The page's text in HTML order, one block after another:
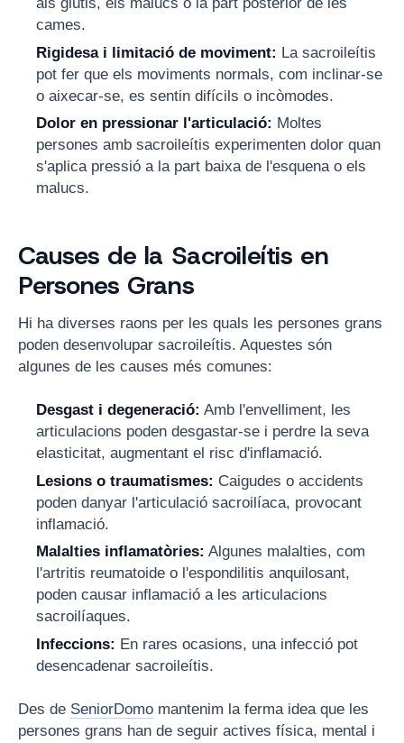
cames.
Rigidesa i limitació de moviment: La sacroileítis
pot fer que els moviments normals, com inclinar-se
o aixecar-se, es sentin difícils o incòmodes.
Dolor en pressionar l'articulació: Moltes
persones amb sacroileítis experimenten dolor quan
s'aplica pressió a la part baixa de l'esquena o els
malucs.
Causes de la Sacroileítis en
Persones Grans
Hi ha diverses raons per les quals les persones grans
poden desenvolupar sacroileítis. Aquestes són
algunes de les causes més comunes:
Desgast i degeneració: Amb l'envelliment, les
articulacions poden desgastar-se i perdre la seva
elasticitat, augmentant el risc d'inflamació.
Lesions o traumatismes: Caigudes o accidents
poden danyar l'articulació sacroilíaca, provocant
inflamació.
Malalties inflamatòries: Algunes malalties, com
l'artritis reumatoide o l'espondilitis anquilosant,
poden causar inflamació a les articulacions
sacroilíaques.
Infeccions: En rares ocasions, una infecció pot
desencadenar sacroileítis.
Des de SeniorDomo mantenim la ferma idea que les
persones grans han de seguir actives física, mental i